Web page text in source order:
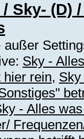
/ Sky- (D)
außer
Sky -
hier rein,
- Alles